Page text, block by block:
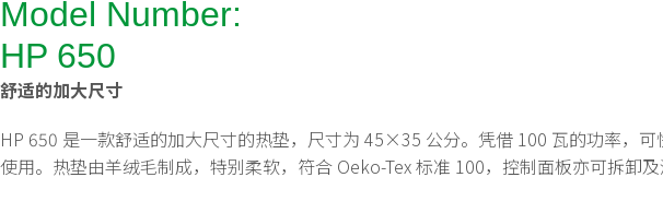
Model Number:
HP 650
舒适的加大尺寸
HP 650 是一款舒适的加大尺寸的热​​垫，尺寸为 45×35 公分。凭借 100 瓦的功率，
使用。热垫由羊绒毛制成，特别柔软，符合 Oeko-Tex 标准 100，控制面板亦可拆卸及